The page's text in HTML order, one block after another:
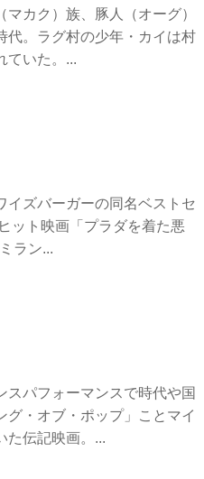
カク）族、豚人（オーグ）
代。ラグ村の少年・カイは村
ていた。...
イズバーガーの同名ベストセ
ット映画「プラダを着た悪
ラン...
スパフォーマンスで時代や国
・オブ・ポップ」ことマイ
た伝記映画。...